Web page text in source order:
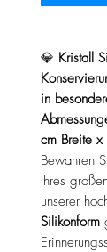
💎 Kristall
in
cm Breite
Bewahren
Ihres
unserer
Silikonform